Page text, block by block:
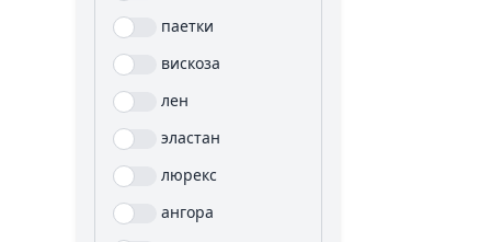
паетки
вискоза
лен
эластан
люрекс
ангора